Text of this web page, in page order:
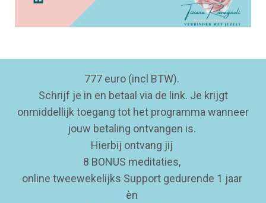
777 euro (incl BTW).
Schrijf je in en betaal via de link. Je krijgt
onmiddellijk toegang tot het programma wanneer
jouw betaling ontvangen is.
Hierbij ontvang jij
8 BONUS meditaties,
online tweewekelijks Support gedurende 1 jaar
èn